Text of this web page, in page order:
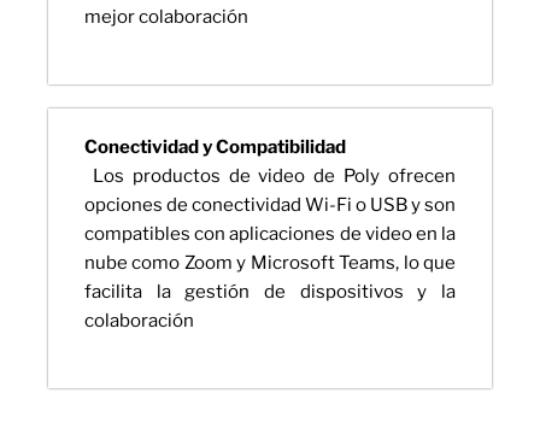
mejor colaboración
Conectividad y Compatibilidad
Los productos de video de Poly ofrecen
opciones de conectividad Wi-Fi o USB y son
compatibles con aplicaciones de video en la
nube como Zoom y Microsoft Teams, lo que
facilita la gestión de dispositivos y la
colaboración